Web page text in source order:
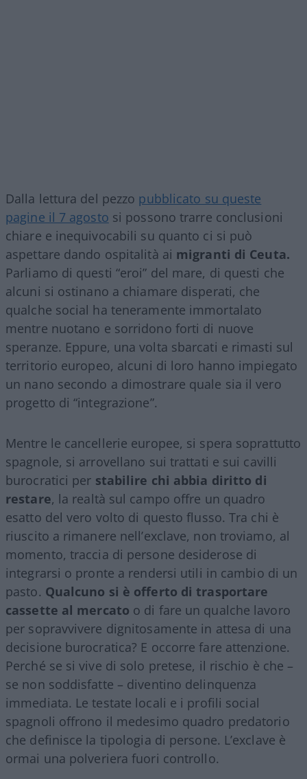
Dalla lettura del pezzo pubblicato su queste
pagine il 7 agosto si possono trarre conclusioni
chiare e inequivocabili su quanto ci si può
aspettare dando ospitalità ai migranti di Ceuta.
Parliamo di questi “eroi” del mare, di questi che
alcuni si ostinano a chiamare disperati, che
qualche social ha teneramente immortalato
mentre nuotano e sorridono forti di nuove
speranze. Eppure, una volta sbarcati e rimasti sul
territorio europeo, alcuni di loro hanno impiegato
un nano secondo a dimostrare quale sia il vero
progetto di “integrazione”.
Mentre le cancellerie europee, si spera soprattutto
spagnole, si arrovellano sui trattati e sui cavilli
burocratici per stabilire chi abbia diritto di
restare, la realtà sul campo offre un quadro
esatto del vero volto di questo flusso. Tra chi è
riuscito a rimanere nell’exclave, non troviamo, al
momento, traccia di persone desiderose di
integrarsi o pronte a rendersi utili in cambio di un
pasto. Qualcuno si è offerto di trasportare
cassette al mercato o di fare un qualche lavoro
per sopravvivere dignitosamente in attesa di una
decisione burocratica? E occorre fare attenzione.
Perché se si vive di solo pretese, il rischio è che –
se non soddisfatte – diventino delinquenza
immediata. Le testate locali e i profili social
spagnoli offrono il medesimo quadro predatorio
che definisce la tipologia di persone. L’exclave è
ormai una polveriera fuori controllo.